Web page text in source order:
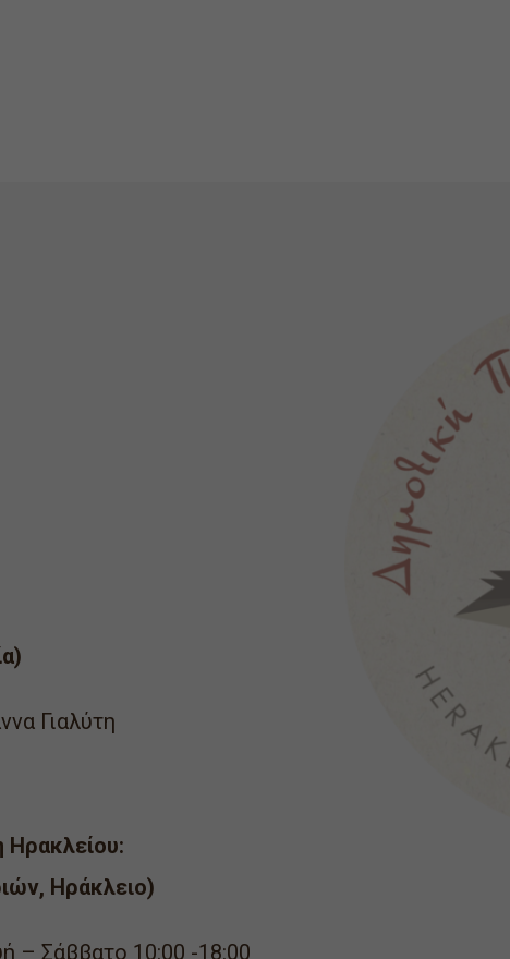
Γιαλύτη
Ηρακλείου:
Ηράκλειο)
– Σάββατο 10:00 -18:00